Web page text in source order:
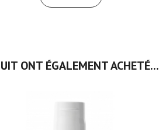
ONT ÉGALEMENT ACHETÉ...